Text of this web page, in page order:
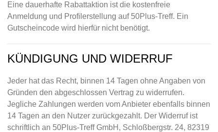
Eine dauerhafte Rabattaktion ist die kostenfreie
Anmeldung und Profilerstellung auf 50Plus-Treff. Ein
Gutscheincode wird hierfür nicht benötigt.
KÜNDIGUNG UND WIDERRUF
Jeder hat das Recht, binnen 14 Tagen ohne Angaben von
Gründen den abgeschlossen Vertrag zu widerrufen.
Jegliche Zahlungen werden vom Anbieter ebenfalls binnen
14 Tagen an den Nutzer zurückgezahlt. Der Widerruf ist
schriftlich an 50Plus-Treff GmbH, Schloßbergstr. 24, 82319